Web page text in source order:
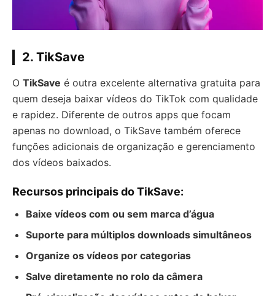
2. TikSave
O TikSave é outra excelente alternativa gratuita para
quem deseja baixar vídeos do TikTok com qualidade
e rapidez. Diferente de outros apps que focam
apenas no download, o TikSave também oferece
funções adicionais de organização e gerenciamento
dos vídeos baixados.
Recursos principais do TikSave:
Baixe vídeos com ou sem marca d’água
Suporte para múltiplos downloads simultâneos
Organize os vídeos por categorias
Salve diretamente no rolo da câmera